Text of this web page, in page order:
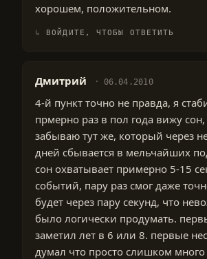
хорошем, положительном.
ВОЙДИТЕ, ЧТОБЫ ОТВЕТИТЬ
Дмитрий 06.04.2010
4-й пункт точно не правда, я
прмерно раз в пол года вижу сон,
забываю тут же, который через
дней сбывается в мельчайших
сон охватывает примерно 5-15
событий, пару раз смог даже
будет через пару секунд, что
было логически продумать.
заметил лет в 6 или 8. первые
думал что просто слишком